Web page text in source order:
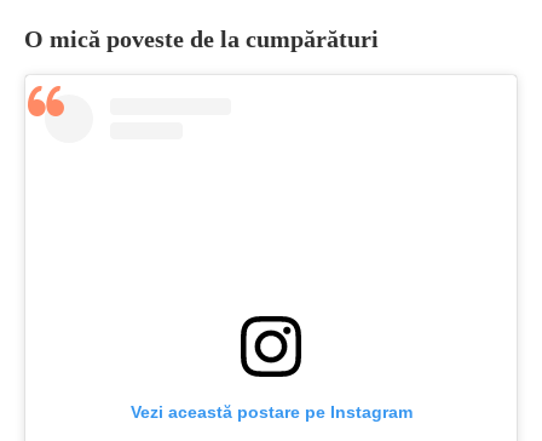
O mică poveste de la cumpărături
Vezi această postare pe Instagram